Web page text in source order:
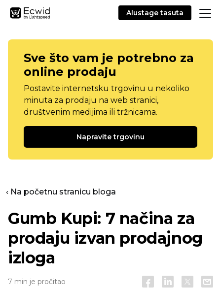
Alustage tasuta
Sve što vam je potrebno za
online prodaju
Postavite internetsku trgovinu u nekoliko
minuta za prodaju na web stranici,
društvenim medijima ili tržnicama.
Napravite trgovinu
‹ Na početnu stranicu bloga
Gumb Kupi: 7 načina za
prodaju izvan prodajnog
izloga
7 min je pročitao